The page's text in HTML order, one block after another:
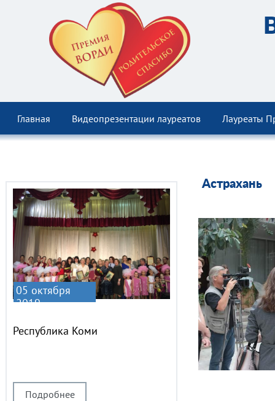
Главная Видеопрезентации лауреатов Лауреаты
Астрахань
Подробнее
Республика Коми
05 октября
2019